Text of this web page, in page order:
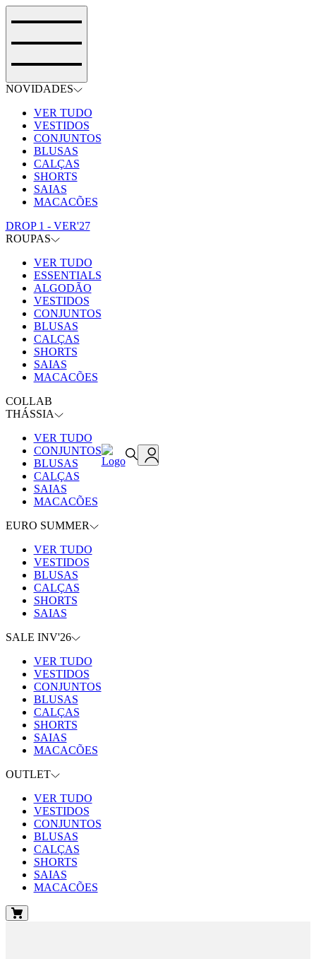
NOVIDADES
VER TUDO
VESTIDOS
CONJUNTOS
BLUSAS
CALÇAS
SHORTS
SAIAS
MACACÕES
DROP 1 - VER'27
ROUPAS
VER TUDO
ESSENTIALS
ALGODÃO
VESTIDOS
CONJUNTOS
BLUSAS
CALÇAS
SHORTS
SAIAS
MACACÕES
COLLAB
THÁSSIA
VER TUDO
CONJUNTOS
BLUSAS
CALÇAS
SAIAS
MACACÕES
EURO SUMMER
VER TUDO
VESTIDOS
BLUSAS
CALÇAS
SHORTS
SAIAS
SALE INV'26
VER TUDO
VESTIDOS
CONJUNTOS
BLUSAS
CALÇAS
SHORTS
SAIAS
MACACÕES
OUTLET
VER TUDO
VESTIDOS
CONJUNTOS
BLUSAS
CALÇAS
SHORTS
SAIAS
MACACÕES